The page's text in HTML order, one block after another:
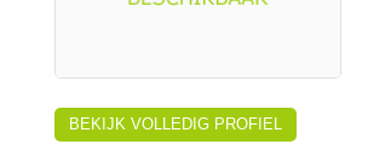
BEKIJK VOLLEDIG PROFIEL